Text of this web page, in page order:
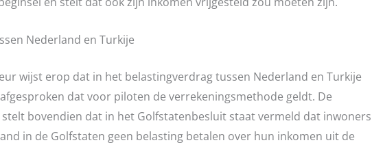
Nederland en Turkije
wijst erop dat in het belastingverdrag tussen Nederland en Turkije
dat voor piloten de verrekeningsmethode geldt. De
bovendien dat in het Golfstatenbesluit staat vermeld dat inwoners
in de Golfstaten geen belasting betalen over hun inkomen uit de